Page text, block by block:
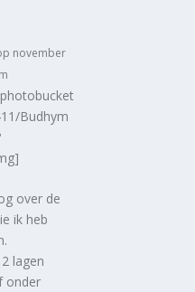
november
Budhym
over de
ik heb
lagen
onder